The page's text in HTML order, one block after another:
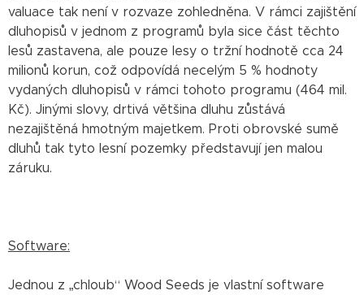
valuace tak není v rozvaze zohledněna. V rámci zajištění
dluhopisů v jednom z programů byla sice část těchto
lesů zastavena, ale pouze lesy o tržní hodnotě cca 24
milionů korun, což odpovídá necelým 5 % hodnoty
vydaných dluhopisů v rámci tohoto programu (464 mil.
Kč). Jinými slovy, drtivá většina dluhu zůstává
nezajištěná hmotným majetkem. Proti obrovské sumě
dluhů tak tyto lesní pozemky představují jen malou
záruku.
Software:
Jednou z „chloub“ Wood Seeds je vlastní software